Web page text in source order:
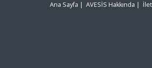
Ana Sayfa | AVESİS Hakkında |